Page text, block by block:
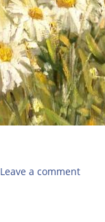
Leave a comment